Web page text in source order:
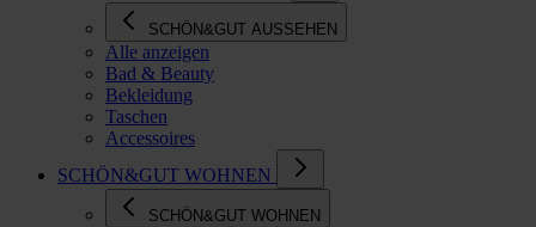
SCHÖN&GUT AUSSEHEN
Alle anzeigen
Bad & Beauty
Bekleidung
Taschen
Accessoires
SCHÖN&GUT WOHNEN
SCHÖN&GUT WOHNEN